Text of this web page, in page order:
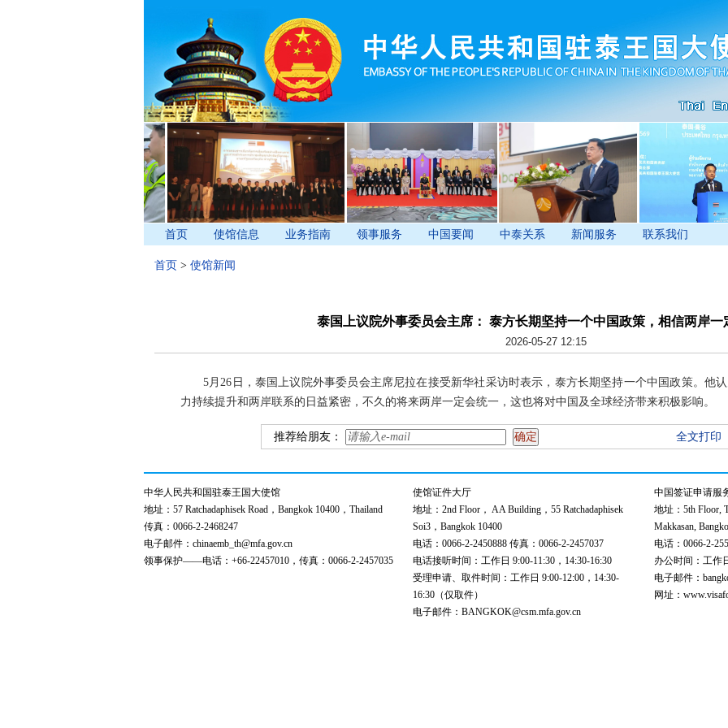
首页 使馆信息 业务指南 领事服务 中国要闻 中泰关系 新闻服务 联系我们
首页 > 使馆新闻
泰国上议院外事委员会主席： 泰方长期坚持一个中国政策，相信两岸一
2026-05-27 12:15
5月26日，泰国上议院外事委员会主席尼拉在接受新华社采访时表示，泰方长期坚持一个中国政策。他
力持续提升和两岸联系的日益紧密，不久的将来两岸一定会统一，这也将对中国及全球经济带来积极影响。
推荐给朋友： 全文打印
中华人民共和国驻泰王国大使馆
地址：57 Ratchadaphisek Road，Bangkok 10400，Thailand
传真：0066-2-2468247
电子邮件：chinaemb_th@mfa.gov.cn
领事保护——电话：+66-22457010，传真：0066-2-2457035
使馆证件大厅
地址：2nd Floor， AA Building，55 Ratchadaphisek
Soi3，Bangkok 10400
电话：0066-2-2450888 传真：0066-2-2457037
电话接听时间：工作日 9:00-11:30，14:30-16:30
受理申请、取件时间：工作日 9:00-12:00，14:30-
16:30（仅取件）
电子邮件：BANGKOK@csm.mfa.gov.cn
中国签证申请服
地址：5th Floor,
Makkasan,
电话：0066-2-
办公时间：工作
电子邮件：
网址：